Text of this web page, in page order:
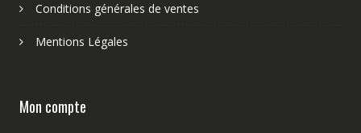
Conditions générales de ventes
Mentions Légales
Mon compte